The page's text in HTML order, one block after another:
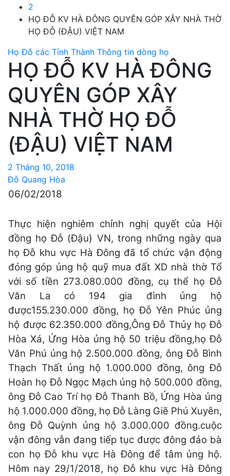
2
HỌ ĐỖ KV HÀ ĐÔNG QUYÊN GÓP XÂY NHÀ THỜ
HỌ ĐỖ (ĐẬU) VIỆT NAM
Họ Đỗ các Tỉnh Thành Thông tin dòng họ
HỌ ĐỖ KV HÀ ĐÔNG
QUYÊN GÓP XÂY
NHÀ THỜ HỌ ĐỖ
(ĐẬU) VIỆT NAM
2 Tháng 10, 2018
Đỗ Quang Hòa
06/02/2018
Thực hiện nghiêm chỉnh nghị quyết của Hội
đồng họ Đỗ (Đậu) VN, trong những ngày qua
họ Đỗ khu vực Hà Đông đã tổ chức vận động
đóng góp ủng hộ quỹ mua đất XD nhà thờ Tổ
với số tiền 273.080.000 đồng, cụ thể họ Đỗ
Văn La có 194 gia đình ủng hộ
được155.230.000 đồng, họ Đỗ Yên Phúc ủng
hộ được 62.350.000 đồng,Ông Đỗ Thủy họ Đỗ
Hòa Xá, Ứng Hòa ủng hộ 50 triệu đồng,họ Đỗ
Văn Phú ủng hộ 2.500.000 đồng, ông Đỗ Bình
Thạch Thất ủng hộ 1.000.000 đồng, ông Đỗ
Hoàn họ Đỗ Ngọc Mạch ủng hộ 500.000 đồng,
ông Đỗ Cao Trí họ Đỗ Thanh Bồ, Ứng Hòa ủng
hộ 1.000.000 đồng, họ Đỗ Làng Giẽ Phú Xuyên,
ông Đỗ Quỳnh ủng hộ 3.000.000 đồng.cuộc
vận đông vẫn đang tiếp tục được đông đảo bà
con họ Đỗ khu vực Hà Đông để tâm ủng hộ.
Hôm nay 29/1/2018, họ Đỗ khu vực Hà Đông